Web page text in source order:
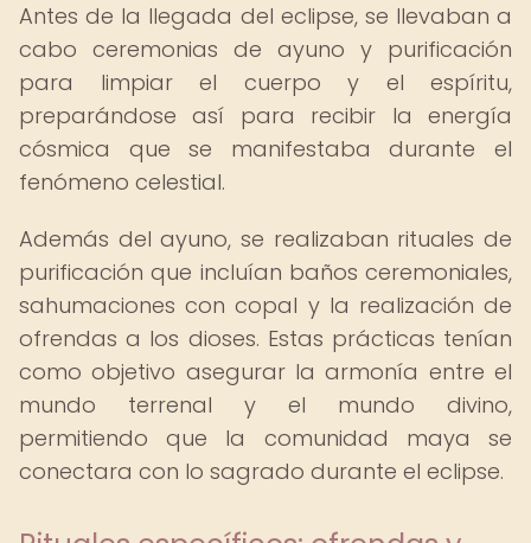
Antes de la llegada del eclipse, se llevaban a
cabo ceremonias de ayuno y purificación
para limpiar el cuerpo y el espíritu,
preparándose así para recibir la energía
cósmica que se manifestaba durante el
fenómeno celestial.
Además del ayuno, se realizaban rituales de
purificación que incluían baños ceremoniales,
sahumaciones con copal y la realización de
ofrendas a los dioses. Estas prácticas tenían
como objetivo asegurar la armonía entre el
mundo terrenal y el mundo divino,
permitiendo que la comunidad maya se
conectara con lo sagrado durante el eclipse.